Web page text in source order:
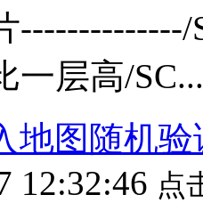
--------------/
一层高/SC...
地图随机
12:32:46 点